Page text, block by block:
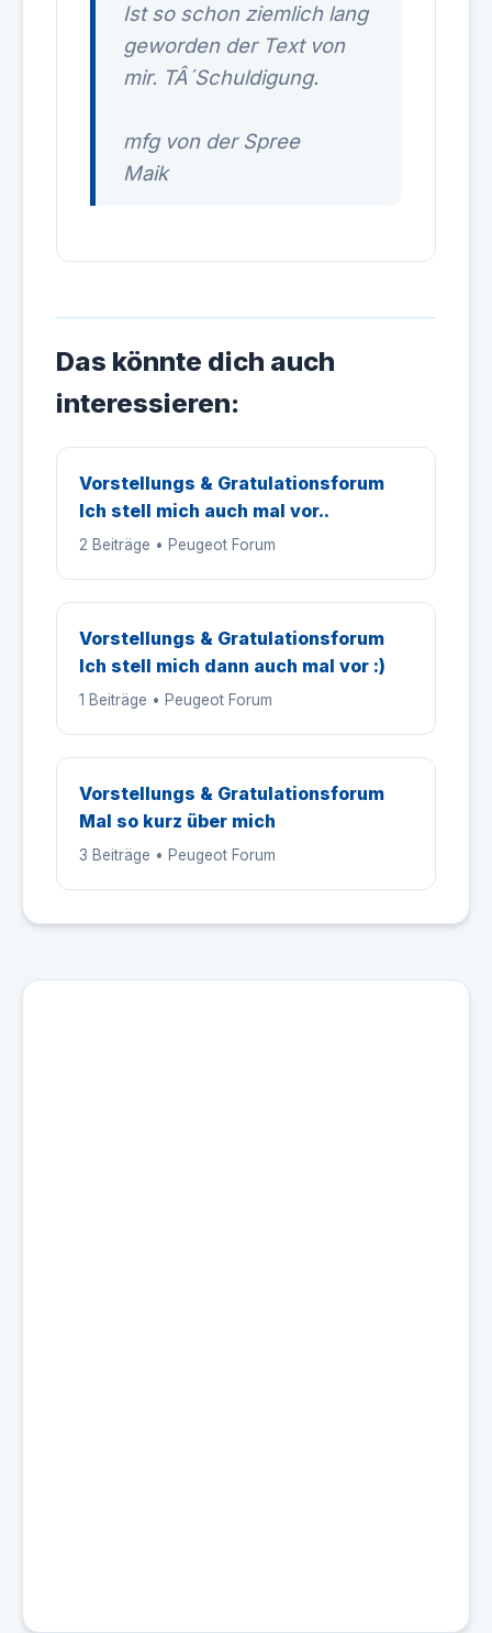
Ist so schon ziemlich lang
geworden der Text von
mir. TÂ´Schuldigung.
mfg von der Spree
Maik
Das könnte dich auch
interessieren:
Vorstellungs & Gratulationsforum
Ich stell mich auch mal vor..
2 Beiträge • Peugeot Forum
Vorstellungs & Gratulationsforum
Ich stell mich dann auch mal vor :)
1 Beiträge • Peugeot Forum
Vorstellungs & Gratulationsforum
Mal so kurz über mich
3 Beiträge • Peugeot Forum